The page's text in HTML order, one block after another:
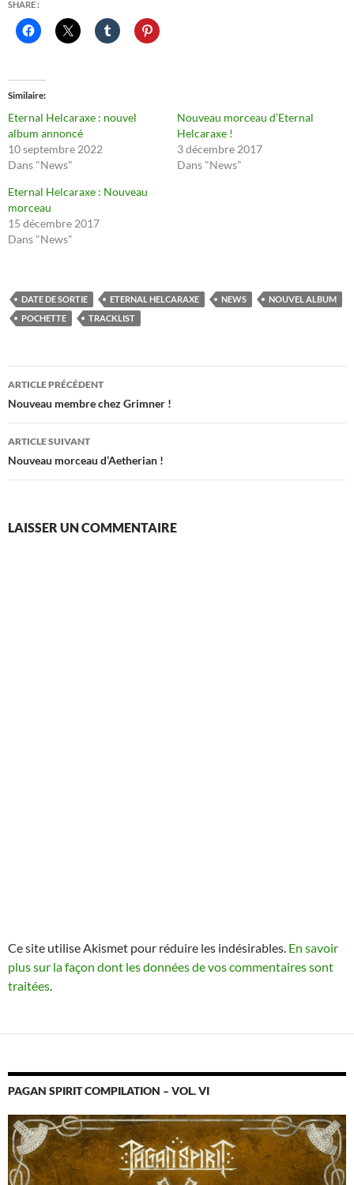
SHARE :
Similaire
Eternal Helcaraxe : nouvel
album annoncé
10 septembre 2022
Dans "News"
Nouveau morceau d’Eternal
Helcaraxe !
3 décembre 2017
Dans "News"
Eternal Helcaraxe : Nouveau
morceau
15 décembre 2017
Dans "News"
DATE DE SORTIE ETERNAL HELCARAXE NEWS
NOUVEL ALBUM
POCHETTE
TRACKLIST
Navigation
des
articles
ARTICLE PRÉCÉDENT
Nouveau membre chez Grimner !
ARTICLE SUIVANT
Nouveau morceau d’Aetherian !
LAISSER UN COMMENTAIRE
Ce site utilise Akismet pour réduire les indésirables. En savoir
plus sur la façon dont les données de vos commentaires sont
traitées.
PAGAN SPIRIT COMPILATION – VOL. VI